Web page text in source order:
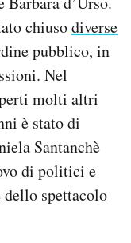
chiusodiverse
pubblico, in
Nel
molti altri
è stato di
Santanchè
di politici e
spettacolo